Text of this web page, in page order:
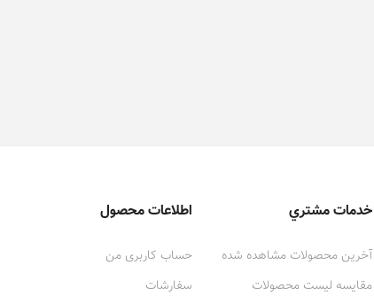
خدمات مشتري
آخرین محصولات مشاهده شده
مقایسه لیست محصولات
اطلاعات محصول
حساب کاربری من
سفارشات